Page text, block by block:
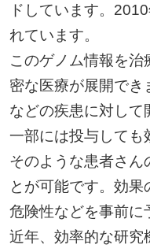
ドしています。
れています。
このゲノム情報を
密な医療が展開でき
などの疾患に対して
一部には投与しても
そのような患者さん
とが可能です。効
危険性などを事前に
近年、効率的な研究